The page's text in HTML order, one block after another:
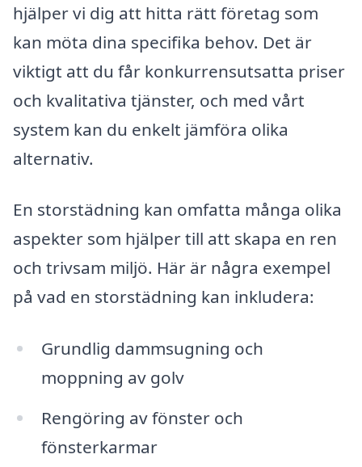
hjälper vi dig att hitta rätt företag som
kan möta dina specifika behov. Det är
viktigt att du får konkurrensutsatta priser
och kvalitativa tjänster, och med vårt
system kan du enkelt jämföra olika
alternativ.
En storstädning kan omfatta många olika
aspekter som hjälper till att skapa en ren
och trivsam miljö. Här är några exempel
på vad en storstädning kan inkludera:
Grundlig dammsugning och
moppning av golv
Rengöring av fönster och
fönsterkarmar